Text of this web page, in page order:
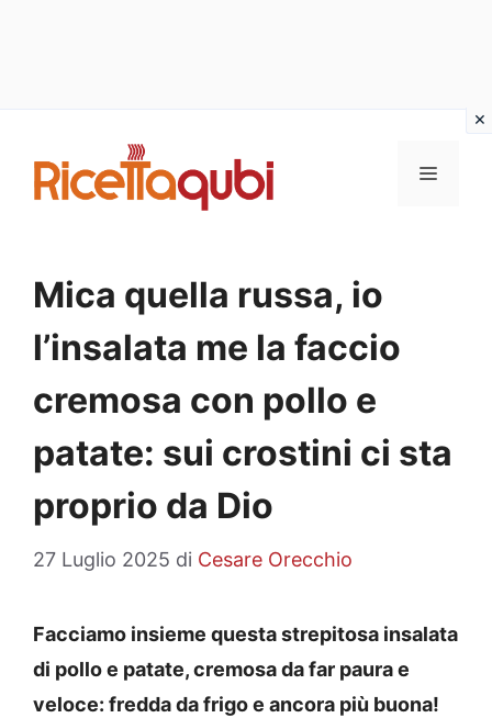
contenuto
MENU
Mica quella russa, io
l’insalata me la faccio
cremosa con pollo e
patate: sui crostini ci sta
proprio da Dio
27 Luglio 2025 di Cesare Orecchio
Facciamo insieme questa strepitosa insalata
di pollo e patate, cremosa da far paura e
veloce: fredda da frigo e ancora più buona!